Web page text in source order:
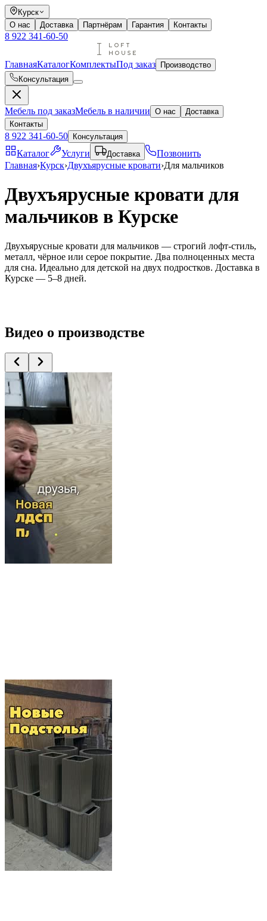
Курск
О нас
Доставка Партнёрам Гарантия Контакты
8 922 341-60-50
ГлавнаяКаталогКомплектыПод заказ
Производство
Консультация
Мебель под заказМебель в наличии О нас
Доставка
Контакты
8 922 341-60-50 Консультация
Каталог Услуги Доставка
Позвонить
Главная›Курск›Двухъярусные кровати›Для мальчиков
Двухъярусные кровати для
мальчиков в Курске
Двухъярусные кровати для мальчиков — строгий лофт-стиль,
металл, чёрное или серое покрытие. Два полноценных места
для сна. Идеально для детской на двух подростков. Доставка в
Курске — 5–8 дней.
Видео о производстве